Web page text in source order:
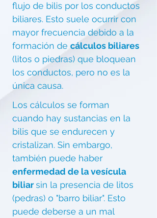
flujo de bilis por los conductos
biliares. Esto suele ocurrir con
mayor frecuencia debido a la
formación de cálculos biliares
(litos o piedras) que bloquean
los conductos, pero no es la
única causa.
Los cálculos se forman
cuando hay sustancias en la
bilis que se endurecen y
cristalizan. Sin embargo,
también puede haber
enfermedad de la vesícula
biliarsin la presencia de litos
(pedras) o "barro biliar". Esto
puede deberse a un mal